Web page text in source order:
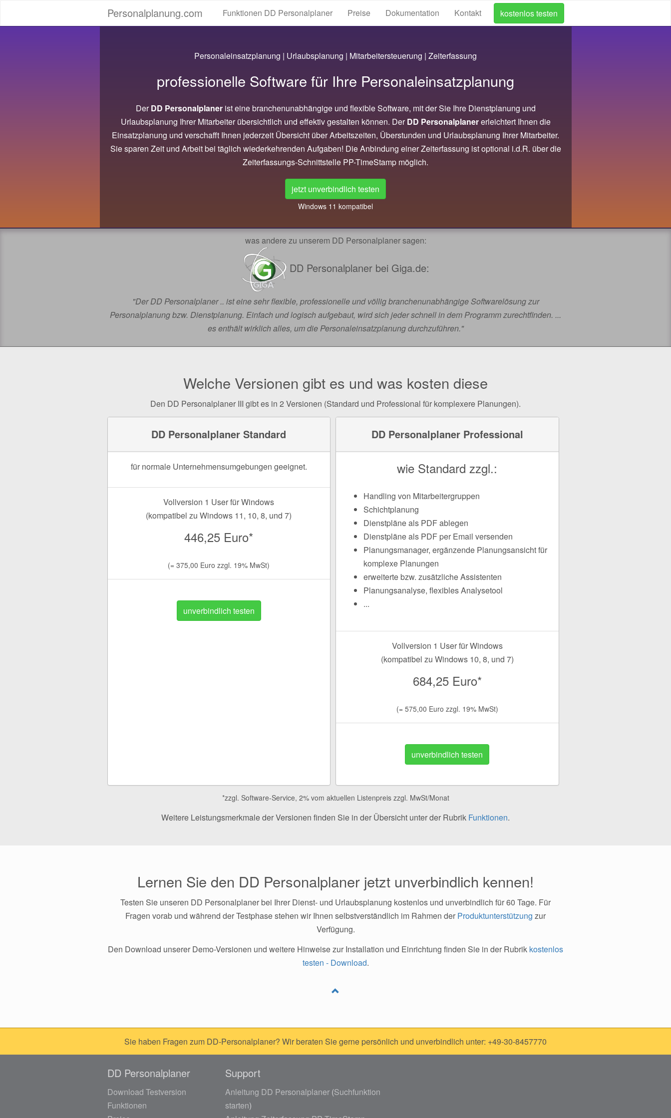
Personalplanung.com Funktionen DD Personalplaner Preise Dokumentation Kontakt kostenlos testen
Personaleinsatzplanung | Urlaubsplanung | Mitarbeitersteuerung | Zeiterfassung
professionelle Software für Ihre Personaleinsatzplanung
DerDD Personalplanerist eine branchenunabhängige und flexible Software, mit der Sie Ihre Dienstplanung und
Urlaubsplanung Ihrer Mitarbeiter übersichtlich und effektiv gestalten können. DerDD Personalplanererleichtert Ihnen die
Einsatzplanung und verschafft Ihnen jederzeit Übersicht über Arbeitszeiten, Überstunden und Urlaubsplanung Ihrer Mitarbeiter.
Sie sparen Zeit und Arbeit bei täglich wiederkehrenden Aufgaben! Die Anbindung einer Zeiterfassung ist optional i.d.R. über die
Zeiterfassungs-Schnittstelle PP-TimeStamp möglich.
jetzt unverbindlich testen
Windows 11 kompatibel
was andere zu unserem DD Personalplaner sagen:
DD Personalplaner bei Giga.de:
"Der DD Personalplaner .. ist eine sehr flexible, professionelle und völlig branchenunabhängige Softwarelösung zur
Personalplanung bzw. Dienstplanung. Einfach und logisch aufgebaut, wird sich jeder schnell in dem Programm zurechtfinden. ...
es enthält wirklich alles, um die Personaleinsatzplanung durchzuführen."
Welche Versionen gibt es und was kosten diese
Den DD Personalplaner III gibt es in 2 Versionen (Standard und Professional für komplexere Planungen).
DD Personalplaner Standard
für normale Unternehmensumgebungen geeignet.
Vollversion 1 User für Windows
(kompatibel zu Windows 11, 10, 8, und 7)
446,25 Euro*
(= 375,00 Euro zzgl. 19% MwSt)
unverbindlich testen
DD Personalplaner Professional
wie Standard zzgl.:
Handling von Mitarbeitergruppen
Schichtplanung
Dienstpläne als PDF ablegen
Dienstpläne als PDF per Email versenden
Planungsmanager, ergänzende Planungsansicht für
komplexe Planungen
erweiterte bzw. zusätzliche Assistenten
Planungsanalyse, flexibles Analysetool
...
Vollversion 1 User für Windows
(kompatibel zu Windows 10, 8, und 7)
684,25 Euro*
(= 575,00 Euro zzgl. 19% MwSt)
unverbindlich testen
*zzgl. Software-Service, 2% vom aktuellen Listenpreis zzgl. MwSt/Monat
Weitere Leistungsmerkmale der Versionen finden Sie in der Übersicht unter der Rubrik Funktionen.
Lernen Sie den DD Personalplaner jetzt unverbindlich kennen!
Testen Sie unseren DD Personalplaner bei Ihrer Dienst- und Urlaubsplanung kostenlos und unverbindlich für 60 Tage. Für
Fragen vorab und während der Testphase stehen wir Ihnen selbstverständlich im Rahmen der Produktunterstützung zur
Verfügung.
Den Download unserer Demo-Versionen und weitere Hinweise zur Installation und Einrichtung finden Sie in der Rubrik kostenlos
testen - Download.
Sie haben Fragen zum DD-Personalplaner? Wir beraten Sie gerne persönlich und unverbindlich unter: +49-30-8457770
DD Personalplaner
Download Testversion
Funktionen
Support
Anleitung DD Personalplaner(Suchfunktion
starten)